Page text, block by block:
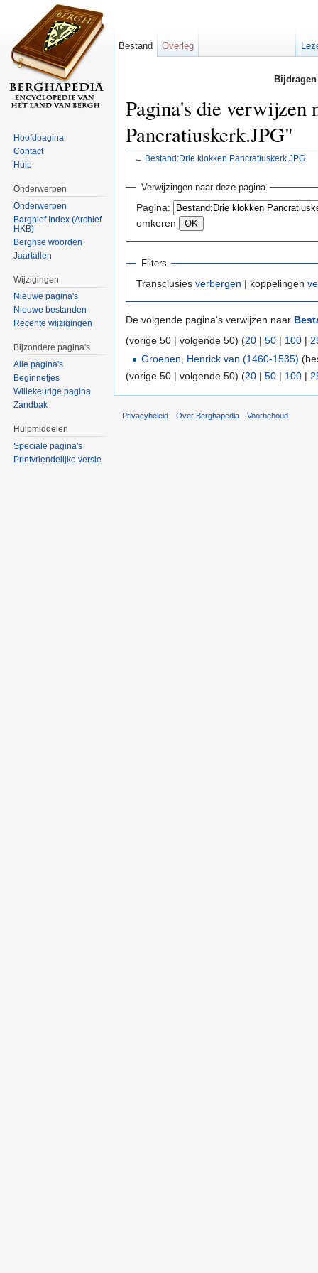
Pagina's die verwijzen
Pancratiuskerk.JPG"
← Bestand:Drie klokken Pancratiuskerk.JPG
Verwijzingen naar deze pagina
Pagina:
omkeren
Filters
Transclusies verbergen | koppelingen
De volgende pagina's verwijzen naar
(vorige 50 | volgende 50) (20 | 50 | 100 |
Groenen, Henrick van (1460-1535)
(vorige 50 | volgende 50) (20 | 50 | 100 |
Bestand Overleg
Hoofdpagina
Contact
Hulp
Onderwerpen
Onderwerpen
Barghief Index (Archief
HKB)
Berghse woorden
Jaartallen
Wijzigingen
Nieuwe pagina's
Nieuwe bestanden
Recente wijzigingen
Bijzondere pagina's
Alle pagina's
Beginnetjes
Willekeurige pagina
Zandbak
Hulpmiddelen
Speciale pagina's
Printvriendelijke versie
Privacybeleid Over Berghapedia Voorbehoud